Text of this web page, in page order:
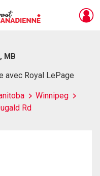
MB
avec Royal LePage
Winnipeg
Rd